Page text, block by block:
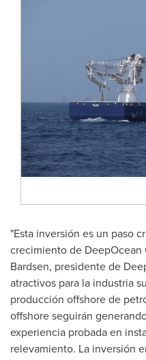
"Esta inversión es un paso
crecimiento de DeepOcean
Bardsen, presidente de
atractivos para la industria
producción offshore de
offshore seguirán
experiencia probada en
relevamiento. La inversión